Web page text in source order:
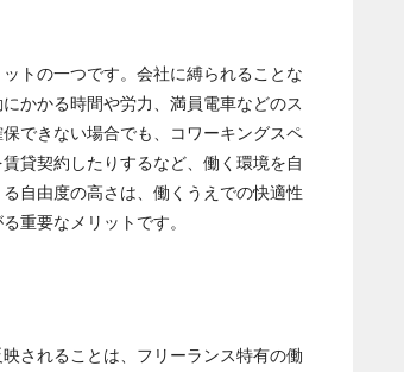
トの一つです。会社に縛られることな
かかる時間や労力、満員電車などのス
できない場合でも、コワーキングスペ
貸契約したりするなど、働く環境を自
自由度の高さは、働くうえでの快適性
重要なメリットです。
されることは、フリーランス特有の働